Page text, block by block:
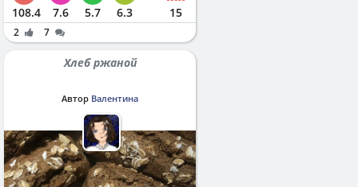
108.4 7.6 5.7 6.3 15
2 7
Хлеб ржаной
Автор Валентина